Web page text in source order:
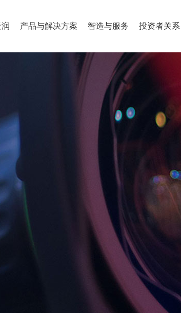
产品与解决方案 智造与服务 投资者关系